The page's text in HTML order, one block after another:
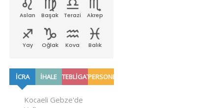
Aslan Başak Terazi Akrep
Yay Oğlak Kova Balık